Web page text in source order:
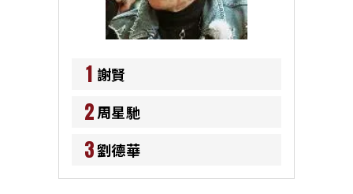
1 謝賢
2周星馳
3劉德華